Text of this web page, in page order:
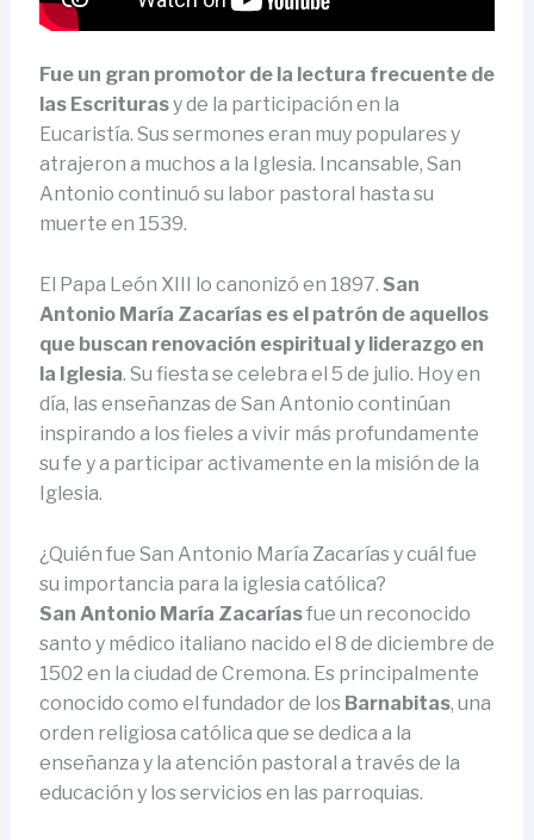
Fue un gran promotor de la lectura frecuente de
las Escriturasy de la participación en la
Eucaristía. Sus sermones eran muy populares y
atrajeron a muchos a la Iglesia. Incansable, San
Antonio continuó su labor pastoral hasta su
muerte en 1539.
El Papa León XIII lo canonizó en 1897. San
Antonio María Zacarías es el patrón de aquellos
que buscan renovación espiritual y liderazgo en
la Iglesia. Su fiesta se celebra el 5 de julio. Hoy en
día, las enseñanzas de San Antonio continúan
inspirando a los fieles a vivir más profundamente
su fe y a participar activamente en la misión de la
Iglesia.
¿Quién fue San Antonio María Zacarías y cuál fue
su importancia para la iglesia católica?
San Antonio María Zacaríasfue un reconocido
santo y médico italiano nacido el 8 de diciembre de
1502 en la ciudad de Cremona. Es principalmente
conocido como el fundador de los Barnabitas, una
orden religiosa católica que se dedica a la
enseñanza y la atención pastoral a través de la
educación y los servicios en las parroquias.